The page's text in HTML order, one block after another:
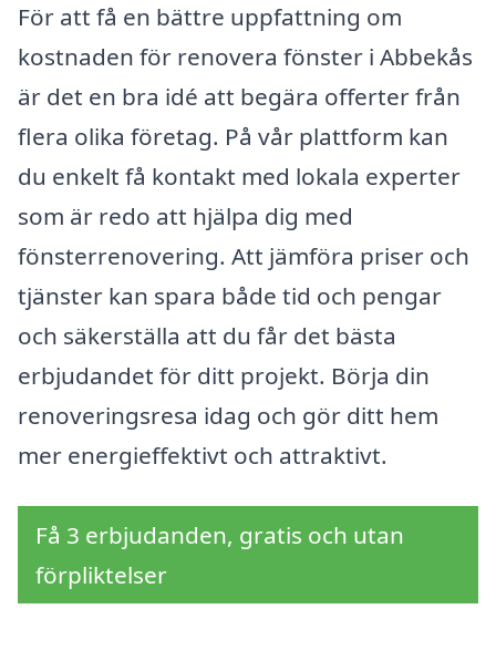
För att få en bättre uppfattning om
kostnaden för renovera fönster i Abbekås
är det en bra idé att begära offerter från
flera olika företag. På vår plattform kan
du enkelt få kontakt med lokala experter
som är redo att hjälpa dig med
fönsterrenovering. Att jämföra priser och
tjänster kan spara både tid och pengar
och säkerställa att du får det bästa
erbjudandet för ditt projekt. Börja din
renoveringsresa idag och gör ditt hem
mer energieffektivt och attraktivt.
Få 3 erbjudanden, gratis och utan
förpliktelser